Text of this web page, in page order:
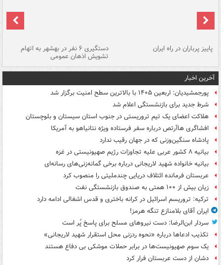
پاییز پرباران در راه ایران دستگیری ۶ نفر در بهشهر به اتهام
تشویش اذهان عمومی
آخرین اخبار
پورجمشیدیان: اربعین ۱۴۰۵ با بالاترین سطح امنیت برگزار شد
شرط جدید برای بازنشستگی اعلام شد
هلاکت اعضای یک تیم تروریستی در جنوب استان سیستان و بلوچستان
افشاگری هاآرتص درباره سفر فرستاده ویژه نتانیاهو به آمریکا
پادشاه سنگین‌وزنی که در جهان رقیب ندارد
بیانیه ۸ کشور عربی علیه تجاوزات رژیم صهیونیستی در غزه
بیانیه خانواده شهید لاریجانی درباره برخی گمانه‌زنی‌های رسانه‌ای
عربستان فرمانده ائتلاف دریایی چندملیتی را منصوب کرد
زیان بیش از ۱۰۰ همتی به صندوق‌ بازنشستگی نفت
ترکیه: تروریسم اسرائیل در کرانه باختری و قدس اشغالی ادامه دارد
ایران آقای بلامنازع تنگه هرمز!
سردار ابن‌الرضا: دست نیروهای مسلح برای پاسخ پُر است
تکذیب ادعاها درباره «نحوه ردزنی محل استقرار شهید لاریجانی»
یک‌ سوم صهیونیست‌ها در برابر حملات موشکی بی دفاع هستند
دشان از دست عربستان فرار کرد